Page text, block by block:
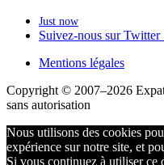
Just now
Suivez-nous sur Twitter
Mentions légales
Copyright © 2007–2026
sans autorisation
Nous utilisons des cookies
expérience sur notre site, et
Si vous continuez à utiliser ce